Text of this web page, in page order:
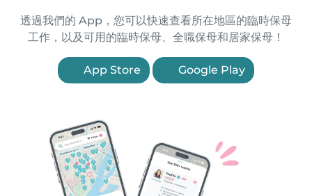
透過我們的 App，您可以快速查看所在地區的臨時保母
工作，以及可用的臨時保母、全職保母和居家保母！
App Store Google Play